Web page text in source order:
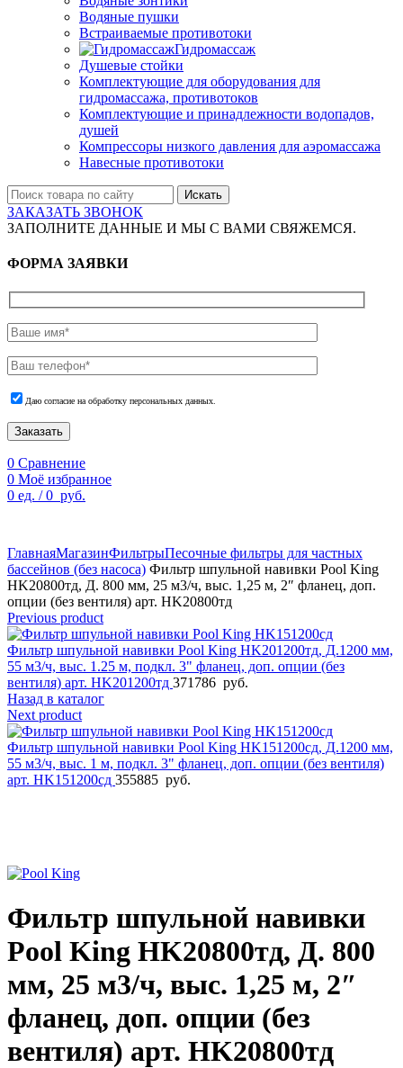
Водяные пушки
Встраиваемые противотоки
Гидромассаж
Душевые стойки
Комплектующие для оборудования для
гидромассажа, противотоков
Комплектующие и принадлежности водопадов,
душей
Компрессоры низкого давления для аэромассажа
Навесные противотоки
Искать
ЗАКАЗАТЬ ЗВОНОК
ЗАПОЛНИТЕ ДАННЫЕ И МЫ С ВАМИ СВЯЖЕМСЯ.
ФОРМА ЗАЯВКИ
Даю согласие на обработку персональных данных.
Заказать
0 Сравнение
0 Моё избранное
0 ед. / 0 руб.
ГлавнаяМагазинФильтрыПесочные фильтры для частных
бассейнов (без насоса) Фильтр шпульной навивки Pool King
HK20800тд, Д. 800 мм, 25 м3/ч, выс. 1,25 м, 2″ фланец, доп.
опции (без вентиля) арт. HK20800тд
Previous product
Фильтр шпульной навивки Pool King HK201200тд, Д.1200 мм,
55 м3/ч, выс. 1.25 м, подкл. 3" фланец, доп. опции (без
вентиля) арт. HK201200тд 371786 руб.
Назад в каталог
Next product
Фильтр шпульной навивки Pool King HK151200cд, Д.1200 мм,
55 м3/ч, выс. 1 м, подкл. 3" фланец, доп. опции (без вентиля)
арт. HK151200сд 355885 руб.
Фильтр шпульной навивки
Pool King HK20800тд, Д. 800
мм, 25 м3/ч, выс. 1,25 м, 2″
фланец, доп. опции (без
вентиля) арт. HK20800тд